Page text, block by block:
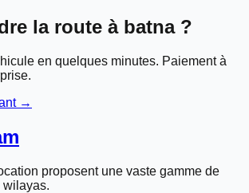
la route à batna?
en quelques minutes. Paiement à
→
proposent une vaste gamme de
wilayas.